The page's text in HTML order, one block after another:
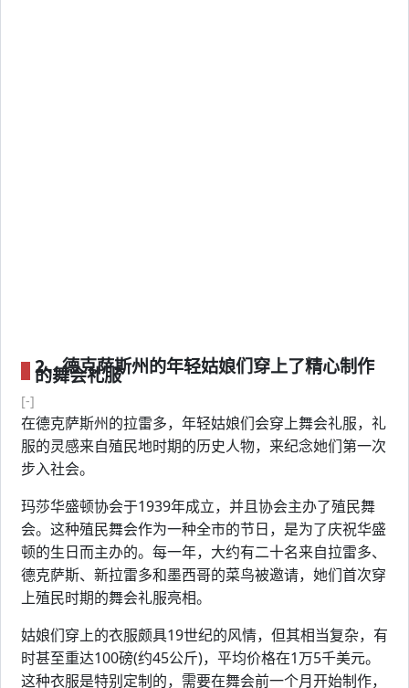
2、德克萨斯州的年轻姑娘们穿上了精心制作
的舞会礼服
[-]
在德克萨斯州的拉雷多，年轻姑娘们会穿上舞会礼服，礼
服的灵感来自殖民地时期的历史人物，来纪念她们第一次
步入社会。
玛莎华盛顿协会于1939年成立，并且协会主办了殖民舞
会。这种殖民舞会作为一种全市的节日，是为了庆祝华盛
顿的生日而主办的。每一年，大约有二十名来自拉雷多、
德克萨斯、新拉雷多和墨西哥的菜鸟被邀请，她们首次穿
上殖民时期的舞会礼服亮相。
姑娘们穿上的衣服颇具19世纪的风情，但其相当复杂，有
时甚至重达100磅(约45公斤)，平均价格在1万5千美元。
这种衣服是特别定制的，需要在舞会前一个月开始制作，